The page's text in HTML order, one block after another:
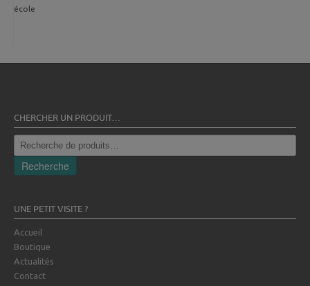
école
CHERCHER UN PRODUIT…
Recherche
pour :
Recherche
UNE PETIT VISITE ?
Accueil
Boutique
Actualités
Contact